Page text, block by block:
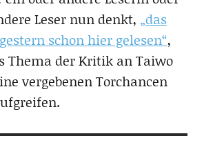
Leser nun denkt, „das
schon hier gelesen“,
Thema der Kritik an Taiwo
vergebenen Torchancen